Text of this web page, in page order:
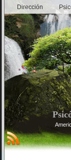
Dirección